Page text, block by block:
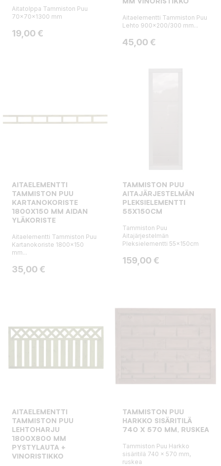
Aitatolppa Tammiston Puu
70x70x1300 mm
Hinta
19,00 €
Aitaelementti Tammiston Puu
Lehto 900x200/300 mm...
Hinta
45,00 €
AITAELEMENTTI
TAMMISTON PUU
KARTANOKORISTE
1800X150 MM AIDAN
YLÄKORISTE
Aitaelementti Tammiston Puu
Kartanokoriste 1800x150
mm...
Hinta
35,00 €
TAMMISTON PUU
AITAJÄRJESTELMÄN
PLEKSIELEMENTTI
55X150CM
Tammiston Puu
Aitajärjestelmän
Pleksielementti 55x150cm
Hinta
159,00 €
AITAELEMENTTI
TAMMISTON PUU
LEHTOHARJU
1800X800 MM
PYSTYLAUTA +
VINORISTIKKO
TAMMISTON PUU
HARKKO SISÄRITILÄ
740 X 570 MM, RUSKEA
Tammiston Puu Harkko
sisäritilä 740 x 570 mm,
ruskea